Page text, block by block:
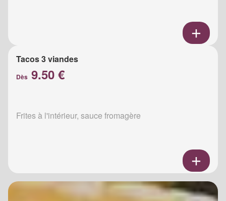
Tacos 3 viandes
Dès 9.50 €
Frites à l'intérieur, sauce fromagère